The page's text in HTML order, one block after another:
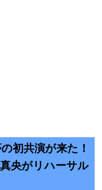
初共演が来た！
央がリハーサル